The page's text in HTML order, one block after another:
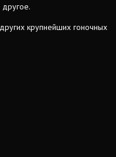
другое.
крупнейших гоночных